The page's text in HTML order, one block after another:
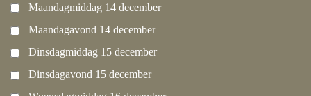
Maandagmiddag 14 december
Maandagavond 14 december
Dinsdagmiddag 15 december
Dinsdagavond 15 december